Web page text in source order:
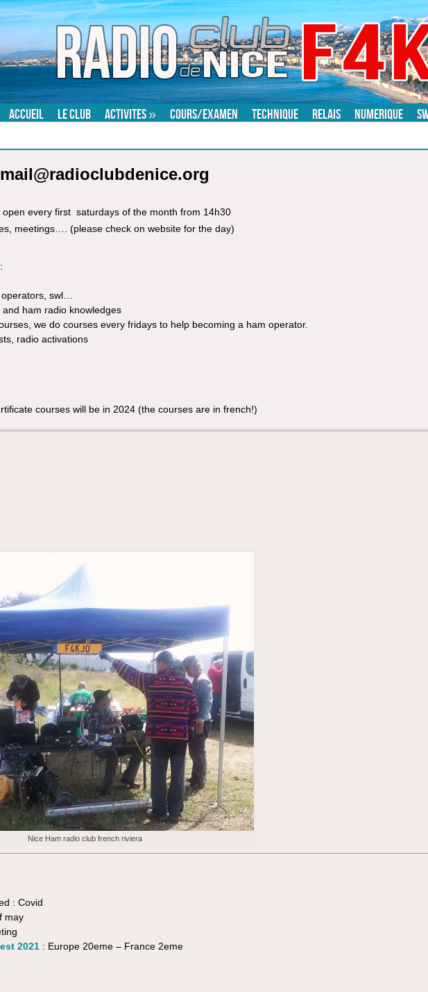
Accueil Le Club Activites» Cours/examen Technique Relais Numerique
every first saturdays of the month from 14h30
meetings…. (please check on website for the day)
swl…
and ham radio knowledges
we do courses every fridays to help becoming a ham operator.
radio activations
courses will be in 2024 (the courses are in french!)
Nice Ham radio club french riviera
: Covid
may
2021 : Europe 20eme – France 2eme